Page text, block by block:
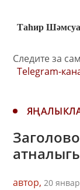
Таһир
Следите за
Telegram-
автор, 20